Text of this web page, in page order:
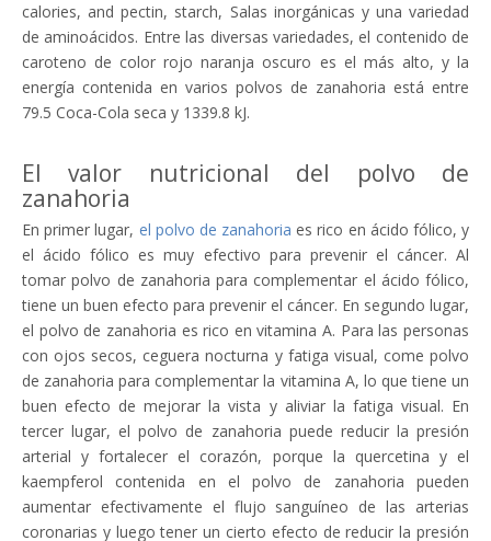
calories, and pectin, starch, Salas inorgánicas y una variedad
de aminoácidos. Entre las diversas variedades, el contenido de
caroteno de color rojo naranja oscuro es el más alto, y la
energía contenida en varios polvos de zanahoria está entre
79.5 Coca-Cola seca y 1339.8 kJ.
El valor nutricional del polvo de
zanahoria
En primer lugar, el polvo de zanahoria es rico en ácido fólico, y
el ácido fólico es muy efectivo para prevenir el cáncer. Al
tomar polvo de zanahoria para complementar el ácido fólico,
tiene un buen efecto para prevenir el cáncer. En segundo lugar,
el polvo de zanahoria es rico en vitamina A. Para las personas
con ojos secos, ceguera nocturna y fatiga visual, come polvo
de zanahoria para complementar la vitamina A, lo que tiene un
buen efecto de mejorar la vista y aliviar la fatiga visual. En
tercer lugar, el polvo de zanahoria puede reducir la presión
arterial y fortalecer el corazón, porque la quercetina y el
kaempferol contenida en el polvo de zanahoria pueden
aumentar efectivamente el flujo sanguíneo de las arterias
coronarias y luego tener un cierto efecto de reducir la presión